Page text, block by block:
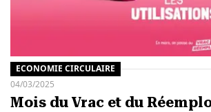
ECONOMIE CIRCULAIRE
04/03/2025
Mois du Vrac et du